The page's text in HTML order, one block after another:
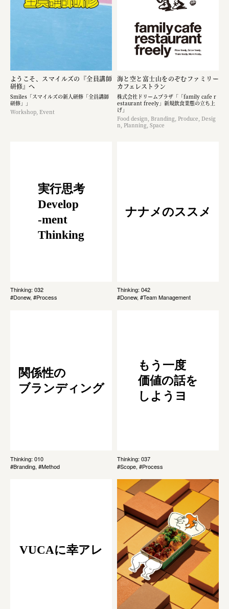
ようこそ、スマイルズの『全員講師
研修』へ
Smiles「スマイルズの新人研修「全員講師
研修」」
Workshop, Event
海と空と富士山をのぞむファミリー
カフェレストラン
株式会社ドリームプラザ「「family cafe r
estaurant freely」新規飲食業態の立ち上
げ」
Food design, Branding, Produce, Desig
n, Planning, Space
実行思考
Develop
-ment
Thinking
Thinking: 032
#Donew, #Process
ナナメのススメ
Thinking: 042
#Donew, #Team Management
関係性の
ブランディング
Thinking: 010
#Branding, #Method
もう一度
価値の話を
しようヨ
Thinking: 037
#Scope, #Process
VUCAに幸アレ